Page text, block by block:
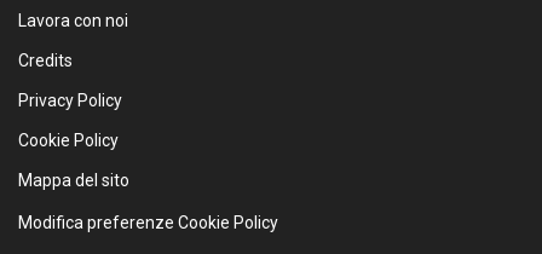
Lavora con noi
Credits
Privacy Policy
Cookie Policy
Mappa del sito
Modifica preferenze Cookie Policy